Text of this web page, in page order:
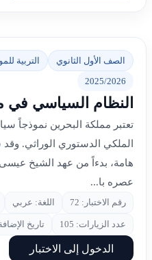
الصف الأول الثانوي التربية
2025/2026
النظام السياسي في
تعتبر مملكة البحرين نموذجاً
الملكي الدستوري الوراثي.
هامة، بدءاً من عهد الشيخ
عصره با...
رقم الاختبار: 72 اللغة: عربي
عدد الزيارات: 105 تاريخ الإضافة: 2026-
الدخول إلى الاختبار